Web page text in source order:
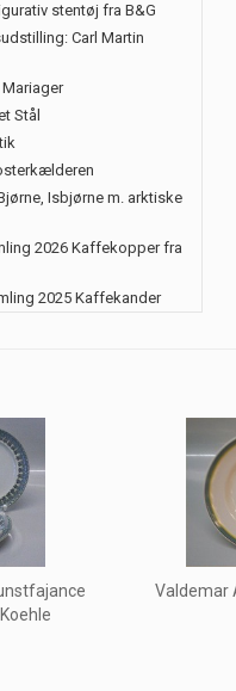
stentøj fra B&G
Carl Martin
Stål
Isbjørne m. arktiske
2026 Kaffekopper fra
2025 Kaffekander
Valdemar